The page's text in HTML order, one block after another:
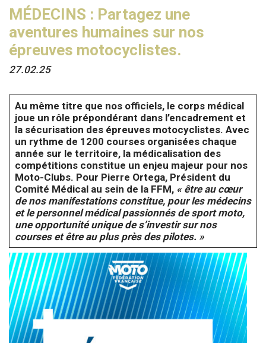
MÉDECINS : Partagez une
aventures humaines sur nos
épreuves motocyclistes.
27.02.25
Au même titre que nos officiels, le corps médical
joue un rôle prépondérant dans l’encadrement et
la sécurisation des épreuves motocyclistes. Avec
un rythme de 1200 courses organisées chaque
année sur le territoire, la médicalisation des
compétitions constitue un enjeu majeur pour nos
Moto-Clubs. Pour Pierre Ortega, Président du
Comité Médical au sein de la FFM, « être au cœur
de nos manifestations constitue, pour les médecins
et le personnel médical passionnés de sport moto,
une opportunité unique de s’investir sur nos
courses et être au plus près des pilotes. »